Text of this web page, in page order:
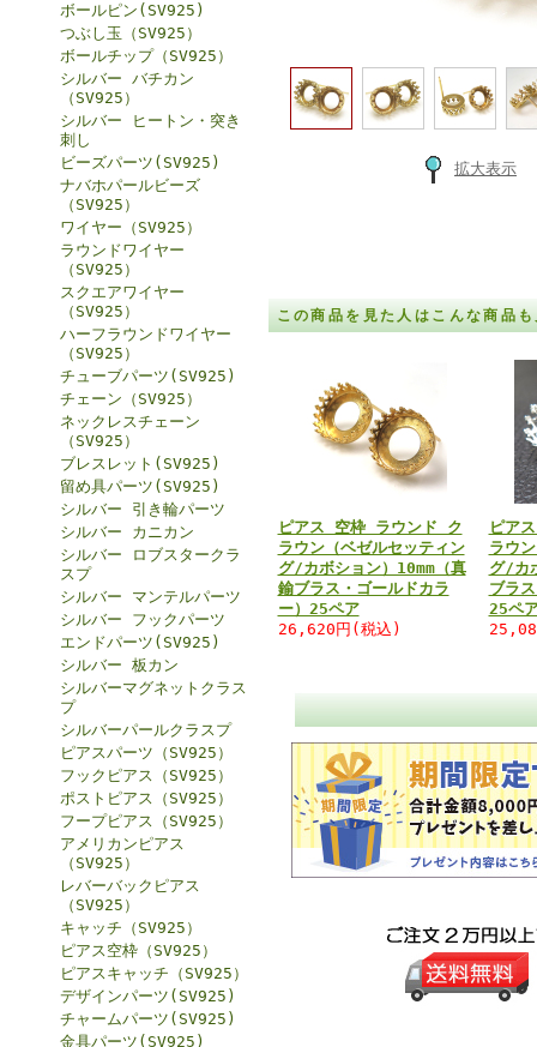
ボールピン(SV925)
つぶし玉（SV925）
ボールチップ（SV925）
シルバー バチカン
（SV925）
シルバー ヒートン・突き
刺し
ビーズパーツ(SV925)
ナバホパールビーズ
（SV925）
ワイヤー（SV925）
ラウンドワイヤー
（SV925）
スクエアワイヤー
（SV925）
ハーフラウンドワイヤー
（SV925）
チューブパーツ(SV925)
チェーン（SV925）
ネックレスチェーン
（SV925）
ブレスレット(SV925)
留め具パーツ(SV925)
シルバー 引き輪パーツ
シルバー カニカン
シルバー ロブスタークラ
スプ
シルバー マンテルパーツ
シルバー フックパーツ
エンドパーツ(SV925)
シルバー 板カン
シルバーマグネットクラス
プ
シルバーパールクラスプ
ピアスパーツ（SV925）
フックピアス（SV925）
ポストピアス（SV925）
フープピアス（SV925）
アメリカンピアス
（SV925）
レバーバックピアス
（SV925）
キャッチ（SV925）
ピアス空枠（SV925）
ピアスキャッチ（SV925）
デザインパーツ(SV925)
チャームパーツ(SV925)
金具パーツ(SV925)
拡大表示
この商品を見た人はこんな商品
ピアス 空枠 ラウンド ク
ラウン（ベゼルセッティン
グ/カボション）10mm（真
鍮ブラス・ゴールドカラ
ー）25ペア
26,620円(税込)
ピア
ラウ
グ/カ
ブラ
25ペ